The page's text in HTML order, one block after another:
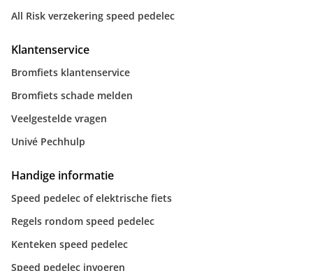
All Risk verzekering speed pedelec
Klantenservice
Bromfiets klantenservice
Bromfiets schade melden
Veelgestelde vragen
Univé Pechhulp
Handige informatie
Speed pedelec of elektrische fiets
Regels rondom speed pedelec
Kenteken speed pedelec
Speed pedelec invoeren